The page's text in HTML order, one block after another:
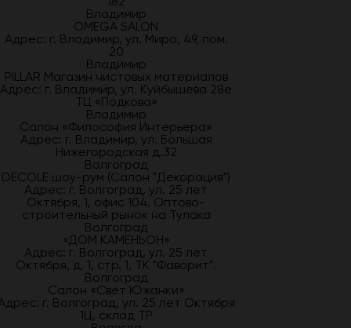
Владимир
OMEGA SALON
Адрес: г. Владимир, ул. Мира, 49, пом.
20
Владимир
PILLAR Магазин чистовых материалов
Адрес: г. Владимир, ул. Куйбышева 28е
ТЦ «Подкова»
Владимир
Салон «Философия Интерьера»
Адрес: г. Владимир, ул. Большая
Нижегородская д.32
Волгоград
DECOLE шоу-рум (Салон "Декорация")
Адрес: г. Волгоград, ул. 25 лет
Октября, 1, офис 104. Оптово-
строительный рынок на Тулака
Волгоград
«ДОМ КАМЕНЬОН»
Адрес: г. Волгоград, ул. 25 лет
Октября, д. 1, стр. 1, ТК "Фаворит".
Волгоград
Салон «Свет Южанки»
г. Волгоград, ул. 25 лет Октября
1Ц, склад ТР